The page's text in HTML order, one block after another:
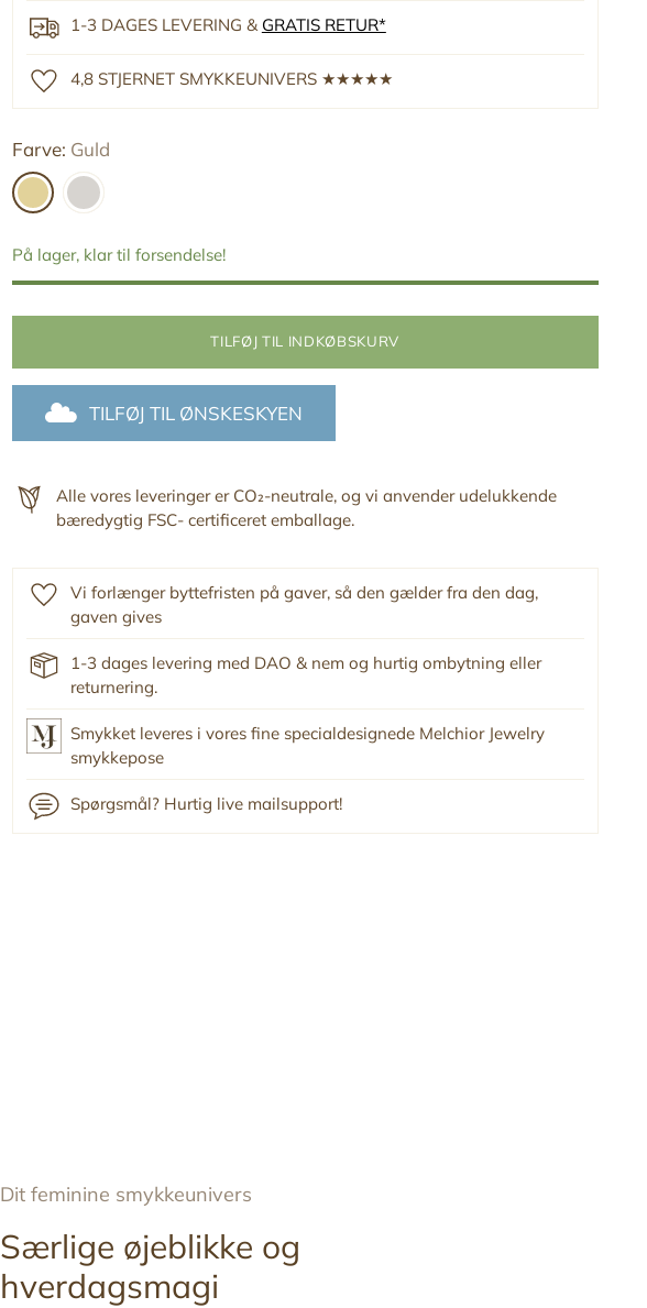
1-3 DAGES LEVERING & GRATIS RETUR*
4,8 STJERNET SMYKKEUNIVERS ★★★★★
Farve: Guld
På lager, klar til forsendelse!
TILFØJ TIL INDKØBSKURV
TILFØJ TIL ØNSKESKYEN
Alle vores leveringer er CO₂-neutrale, og vi anvender udelukkende
bæredygtig FSC- certificeret emballage.
Vi forlænger byttefristen på gaver, så den gælder fra den dag,
gaven gives
1-3 dages levering med DAO & nem og hurtig ombytning eller
returnering.
Smykket leveres i vores fine specialdesignede Melchior Jewelry
smykkepose
Spørgsmål? Hurtig live mailsupport!
Dit feminine smykkeunivers
Særlige øjeblikke og
hverdagsmagi